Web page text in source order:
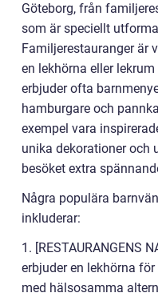
Göteborg, från
som är speciellt
Familjerestauranger är
en lekhörna eller
erbjuder ofta
hamburgare och
exempel vara
unika dekorationer och
besöket extra
Några populära
inkluderar:
1. [RESTAURANGENS
erbjuder en lekhörna
med hälsosamma